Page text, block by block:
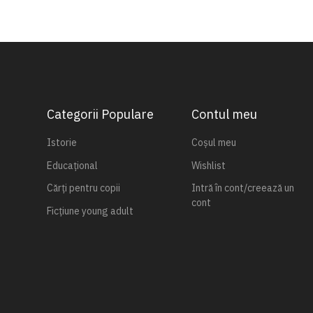
Categorii Populare
Istorie
Educațional
Cărți pentru copii
Ficțiune young adult
Contul meu
Coșul meu
Wishlist
Intră în cont/creează un
cont